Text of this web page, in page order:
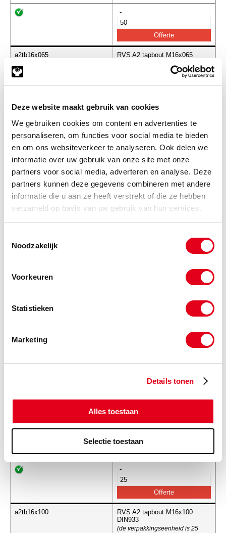
Deze website maakt gebruik van cookies
We gebruiken cookies om content en advertenties te
personaliseren, om functies voor social media te bieden
en om ons websiteverkeer te analyseren. Ook delen we
informatie over uw gebruik van onze site met onze
partners voor social media, adverteren en analyse. Deze
partners kunnen deze gegevens combineren met andere
informatie die u aan ze heeft verstrekt of die ze hebben
verzameld op basis van uw gebruik van hun services.
Noodzakelijk
Voorkeuren
Statistieken
Marketing
Details tonen
Alles toestaan
Selectie toestaan
-
a2tb16x065
RVS A2 tapbout M16x065
(de verpakkingseenheid is 50
-
a2tb16x070
RVS A2 tapbout M16x070
DIN933
(de verpakkingseenheid is 25
stuks)
Info Stuks
RVS A2 tapbout M16x080
(de verpakkingseenheid is 25
a2tb16x090
RVS A2 tapbout M16x090
(de verpakkingseenheid is 25
stuks)
Stuks
-
a2tb16x100
RVS A2 tapbout M16x100
DIN933
(de verpakkingseenheid is 25